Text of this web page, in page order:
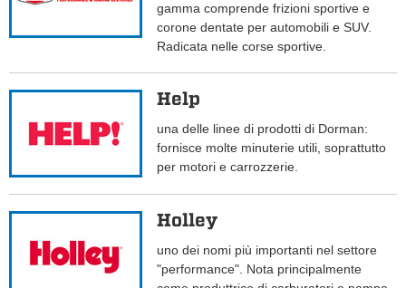
gamma comprende frizioni sportive e
corone dentate per automobili e SUV.
Radicata nelle corse sportive.
Help
una delle linee di prodotti di Dorman:
fornisce molte minuterie utili, soprattutto
per motori e carrozzerie.
Holley
uno dei nomi più importanti nel settore
"performance". Nota principalmente